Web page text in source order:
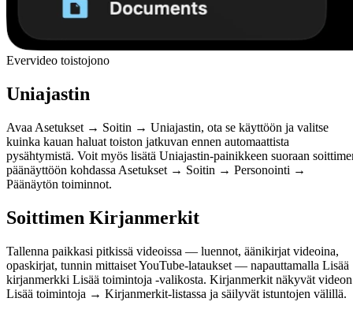
Evervideo toistojono
Uniajastin
Avaa Asetukset → Soitin → Uniajastin, ota se käyttöön ja valitse
kuinka kauan haluat toiston jatkuvan ennen automaattista
pysähtymistä. Voit myös lisätä Uniajastin-painikkeen suoraan
päänäyttöön kohdassa Asetukset → Soitin → Personointi →
Päänäytön toiminnot.
Soittimen Kirjanmerkit
Tallenna paikkasi pitkissä videoissa — luennot, äänikirjat videoina,
opaskirjat, tunnin mittaiset YouTube-lataukset — napauttamalla Lisää
kirjanmerkki Lisää toimintoja -valikosta. Kirjanmerkit näkyvät videon
Lisää toimintoja → Kirjanmerkit-listassa ja säilyvät istuntojen välillä.